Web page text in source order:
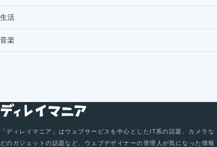
生活
音楽
「ディレイマニア」はウェブサービスを中心としたIT系の話題、カメラな
どのガジェットの話題など、ウェブデザイナーの管理人が気になった情報